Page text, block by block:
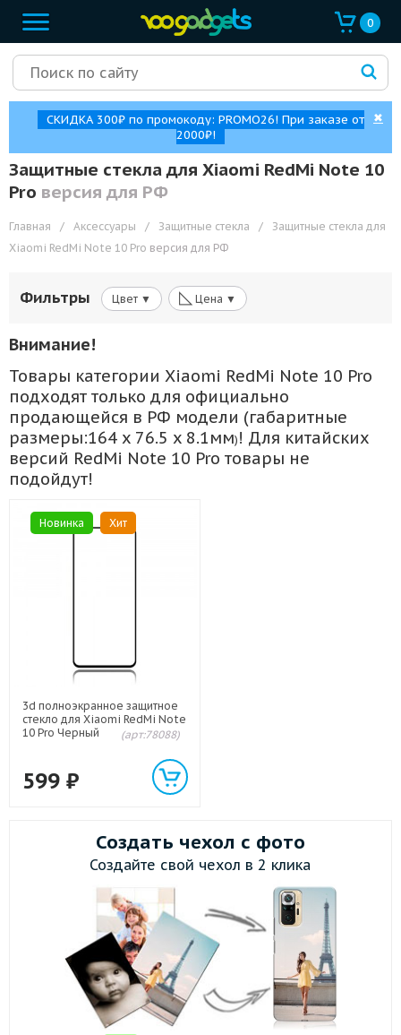
0
СКИДКА 300₽ по промокоду: PROMO26! При заказе от
2000₽!
✖
Защитные стекла для Xiaomi RedMi Note 10
Pro версия для РФ
Главная / Аксессуары / Защитные стекла /
Защитные стекла для
Xiaomi RedMi Note 10 Pro версия для РФ
Фильтры Цвет ▼ ◺ Цена ▼
Внимание!
Товары категории Xiaomi RedMi Note 10 Pro
подходят только для официально
продающейся в РФ модели (габаритные
размеры:164 x 76.5 x 8.1мм) ! Для китайских
версий RedMi Note 10 Pro товары не
подойдут!
Новинка Хит
3d полноэкранное защитное
стекло для Xiaomi RedMi Note
10 Pro Черный
(арт:78088)
599 ₽
Создать чехол с фото
Создайте свой чехол в 2 клика